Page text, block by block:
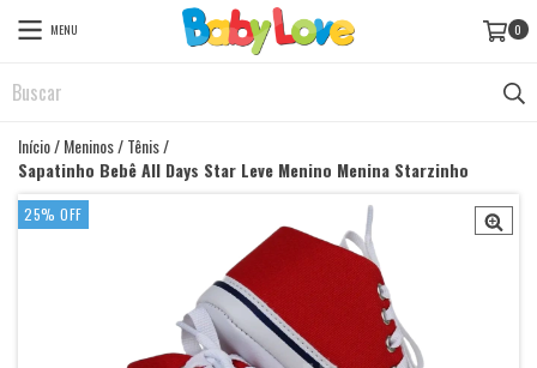
MENU 0
Início/Meninos/Tênis/
Sapatinho Bebê All Days Star Leve Menino Menina Starzinho
25% OFF